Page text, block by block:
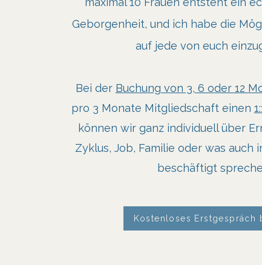
Geborgenheit, und ich habe die
auf jede von euch
Bei der Buchung von 3, 6 oder 12
pro 3 Monate Mitgliedschaft einen
können wir ganz individuell über
Zyklus, Job, Familie oder was auch
beschäftigt
Kostenloses Erstgespräch